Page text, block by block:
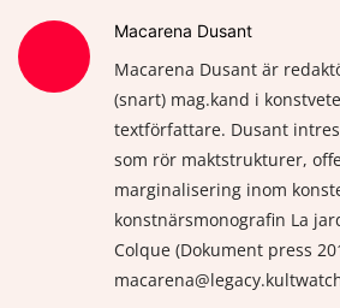
Macarena Dusant
Macarena Dusant är
(snart) mag.kand i
textförfattare. Dusant
som rör maktstrukturer,
marginalisering inom
konstnärsmonografin La
Colque (Dokument press